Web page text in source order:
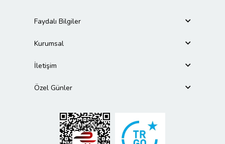
Faydalı Bilgiler
Kurumsal
İletişim
Özel Günler